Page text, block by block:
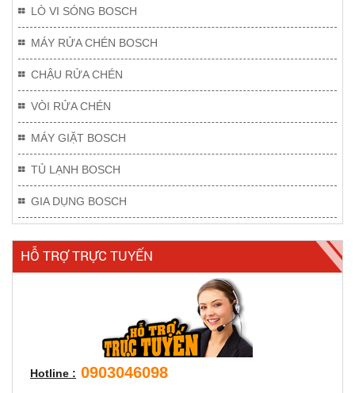
LÒ VI SÓNG BOSCH
MÁY RỬA CHÉN BOSCH
CHẬU RỬA CHÉN
VÒI RỬA CHÉN
MÁY GIẶT BOSCH
TỦ LẠNH BOSCH
GIA DỤNG BOSCH
HỖ TRỢ TRỰC TUYẾN
Hotline : 0903046098